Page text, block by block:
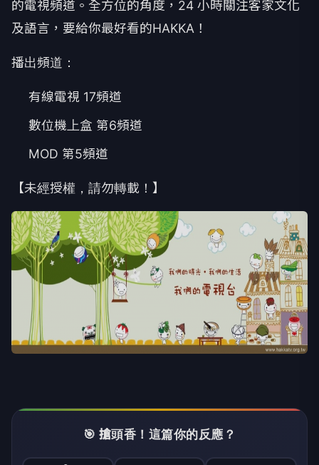
的電視頻道。全方位的角度，24 小時關注客家文化
及語言，要給你最好看的HAKKA！
播出頻道：
有線電視 17頻道
數位機上盒 第6頻道
MOD 第5頻道
【未經授權，請勿轉載！】
🎯 搶頭香！這篇你的反應？